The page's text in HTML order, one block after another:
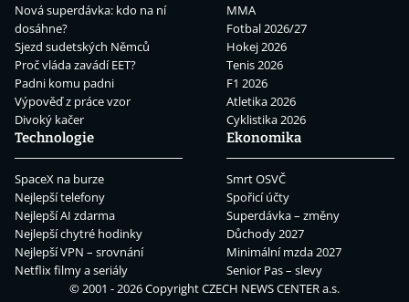
Nová superdávka: kdo na ní
dosáhne?
Sjezd sudetských Němců
Proč vláda zavádí EET?
Padni komu padni
Výpověď z práce vzor
Divoký kačer
MMA
Fotbal 2026/27
Hokej 2026
Tenis 2026
F1 2026
Atletika 2026
Cyklistika 2026
Technologie
SpaceX na burze
Nejlepší telefony
Nejlepší AI zdarma
Nejlepší chytré hodinky
Nejlepší VPN – srovnání
Netflix filmy a seriály
Ekonomika
Smrt OSVČ
Spořicí účty
Superdávka – změny
Důchody 2027
Minimální mzda 2027
Senior Pas – slevy
© 2001 - 2026 CopyrightCZECH NEWS CENTER a.s.